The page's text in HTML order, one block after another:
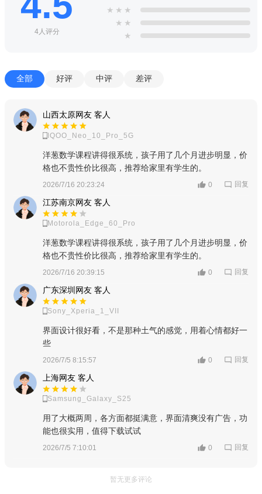
4人评分
★ ★ ★
★ ★
★
全部 好评 中评 差评
山西太原网友 客人
IQOO_Neo_10_Pro_5G
洋葱数学课程讲得很系统，孩子用了几个月进步明显，价
格也不贵性价比很高，推荐给家里有学生的。
2026/7/16 20:23:24 0 回复
江苏南京网友 客人
Motorola_Edge_60_Pro
洋葱数学课程讲得很系统，孩子用了几个月进步明显，价
格也不贵性价比很高，推荐给家里有学生的。
2026/7/16 20:39:15 0 回复
广东深圳网友 客人
Sony_Xperia_1_VII
界面设计很好看，不是那种土气的感觉，用着心情都好一
些
2026/7/5 8:15:57 0 回复
上海网友 客人
Samsung_Galaxy_S25
用了大概两周，各方面都挺满意，界面清爽没有广告，功
能也很实用，值得下载试试
2026/7/5 7:10:01 0 回复
暂无更多评论